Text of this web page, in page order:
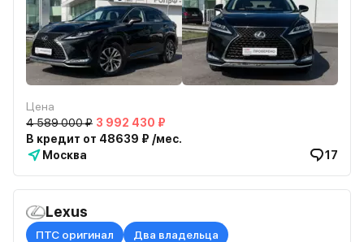
Цена
4 589 000 ₽ 3 992 430 ₽
В кредит от 48639 ₽ /мес.
Москва
17
Lexus
ПТС оригинал Два владельца